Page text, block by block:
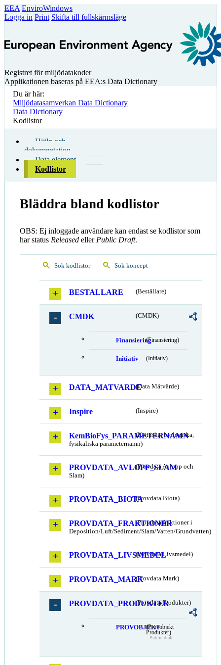
EEA EnviroWindows
Logga in Print Skifta till fullskärmsläge
Registret för miljödatakoder
Applikationen baseras på EEA:s Data Dictionary
Du är här:
Miljödatasamverkan Data Dictionary
Data Dictionary
Kodlistor
Hjälp och
dokumentation
Data element
Kodlistor
Bläddra bland kodlistor
OBS: Ej inloggade användare kan endast se kodlistor som
har status Released eller Public Draft.
Sök kodlistor Sök koncept
BESTALLARE (Beställare)
CMDK (CMDK)
Finansiering(Finansiering)
Initiativ (Initiativ)
DATA_MATVARDE(Data Mätvärde)
Inspire (Inspire)
KemBioFys_PARAMETERNAMN
(Kemiska, biologiska,
fysikaliska parameternamn)
PROVDATA_AVLOPP_SLAM
(Provdata Avlopp och
Slam)
PROVDATA_BIOTA(Provdata Biota)
PROVDATA_FRAKTIONER
(Provdata fraktioner i
Deposition/Luft/Sediment/Slam/Vatten/Grundvatten)
PROVDATA_LIVSMEDEL
(Provdata Livsmedel)
PROVDATA_MARK(Provdata Mark)
PROVDATA_PRODUKTER
(Provdata Produkter)
PROVOBJEKT(Provobjekt
Produkter)
Public draft